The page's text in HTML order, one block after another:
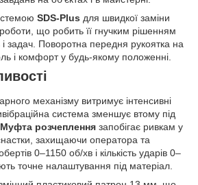
SDS-Plus для швидкої заміни
що робить її гнучким рішенням
і задач. Поворотна передня рукоятка на
і комфорт у будь-якому положенні.
механізму витримує інтенсивні
система зменшує втому під
Муфта розчеплення запобігає ривкам у
захищаючи оператора та
0–1150 об/хв і кількість ударів 0–
точне налаштування під матеріал.